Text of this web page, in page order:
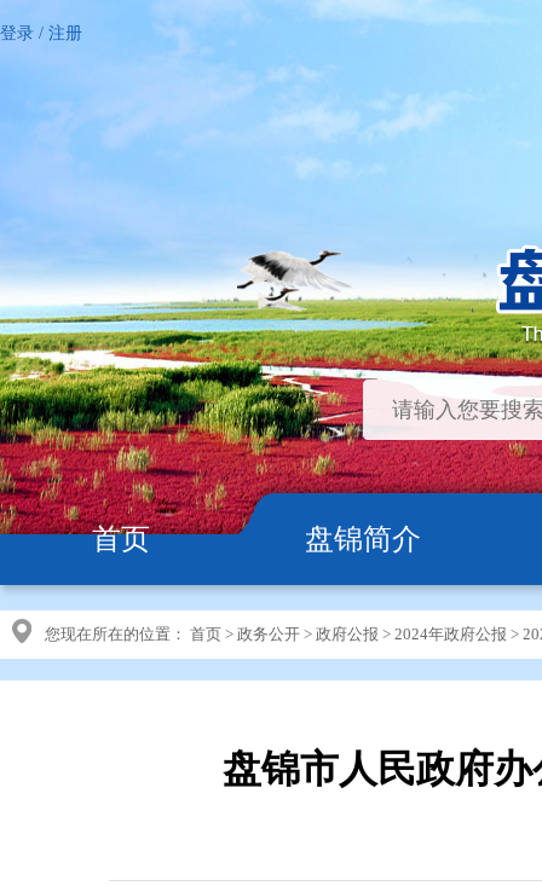
登录 / 注册
首页 盘锦简介
您现在所在的位置： 首页 > 政务公开 > 政府公报 > 2024年政府公报 >
盘锦市人民政府